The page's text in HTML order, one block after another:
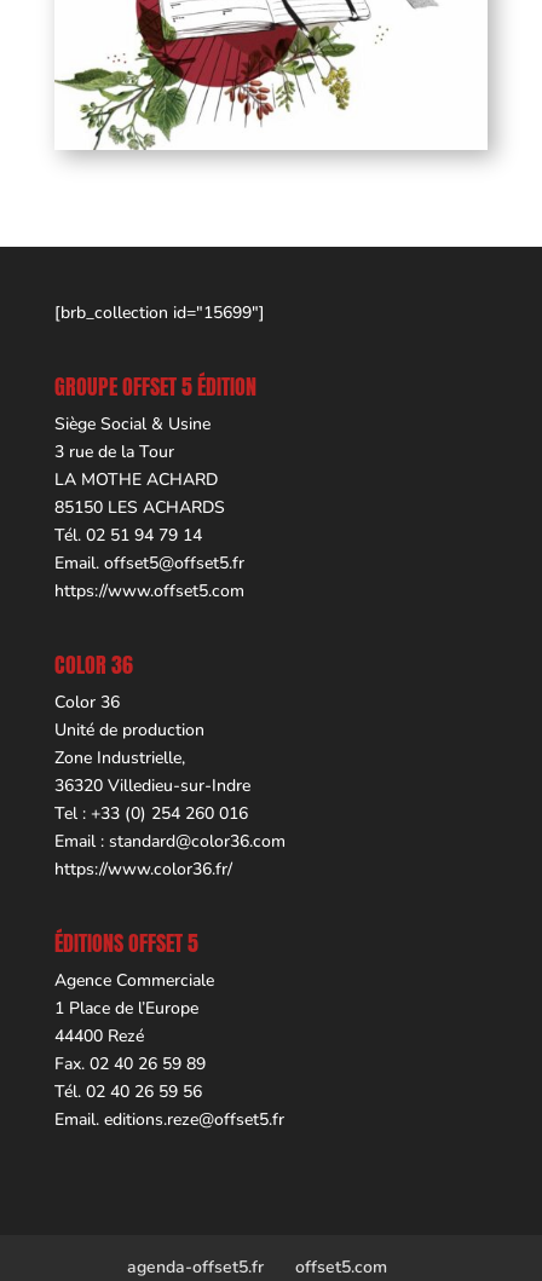
[brb_collection id="15699"]
GROUPE OFFSET 5 ÉDITION
Siège Social & Usine
3 rue de la Tour
LA MOTHE ACHARD
85150 LES ACHARDS
Tél. 02 51 94 79 14
Email. offset5@offset5.fr
https://www.offset5.com
COLOR 36
Color 36
Unité de production
Zone Industrielle,
36320 Villedieu-sur-Indre
Tel : +33 (0) 254 260 016
Email : standard@color36.com
https://www.color36.fr/
ÉDITIONS OFFSET 5
Agence Commerciale
1 Place de l’Europe
44400 Rezé
Fax. 02 40 26 59 89
Tél. 02 40 26 59 56
Email. editions.reze@offset5.fr
agenda-offset5.fr offset5.com